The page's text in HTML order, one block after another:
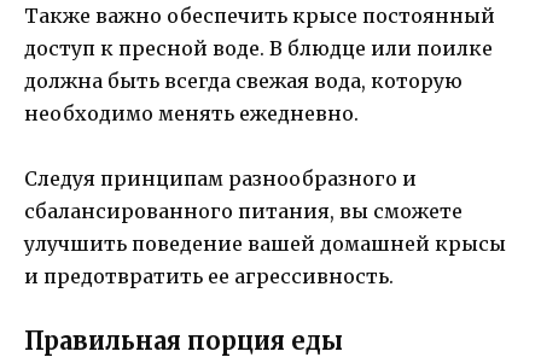
Также важно обеспечить крысе постоянный
доступ к пресной воде. В блюдце или поилке
должна быть всегда свежая вода, которую
необходимо менять ежедневно.
Следуя принципам разнообразного и
сбалансированного питания, вы сможете
улучшить поведение вашей домашней крысы
и предотвратить ее агрессивность.
Правильная порция еды